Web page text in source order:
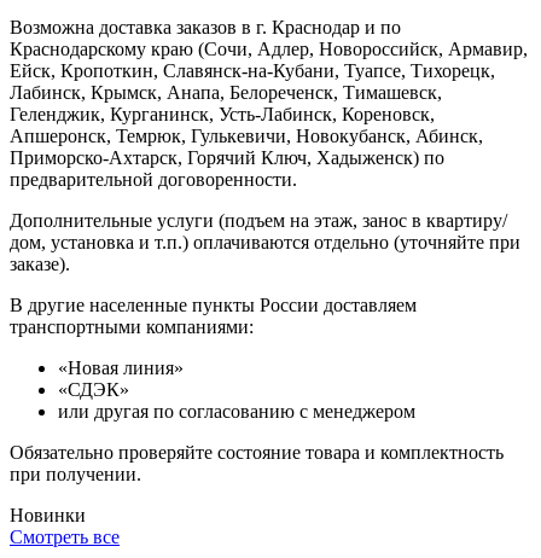
Возможна доставка заказов в г. Краснодар и по
Краснодарскому краю (Сочи, Адлер, Новороссийск, Армавир,
Ейск, Кропоткин, Славянск-на-Кубани, Туапсе, Тихорецк,
Лабинск, Крымск, Анапа, Белореченск, Тимашевск,
Геленджик, Курганинск, Усть-Лабинск, Кореновск,
Апшеронск, Темрюк, Гулькевичи, Новокубанск, Абинск,
Приморско-Ахтарск, Горячий Ключ, Хадыженск) по
предварительной договоренности.
Дополнительные услуги (подъем на этаж, занос в квартиру/
дом, установка и т.п.) оплачиваются отдельно (уточняйте при
заказе).
В другие населенные пункты России доставляем
транспортными компаниями:
«Новая линия»
«СДЭК»
или другая по согласованию с менеджером
Обязательно проверяйте состояние товара и комплектность
при получении.
Новинки
Смотреть все